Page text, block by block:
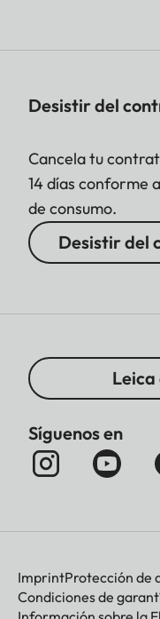
Desistir del
Cancela tu
14 días conforme
de consumo.
Desistir del
Leica
Síguenos en
ImprintProtección de
Condiciones de